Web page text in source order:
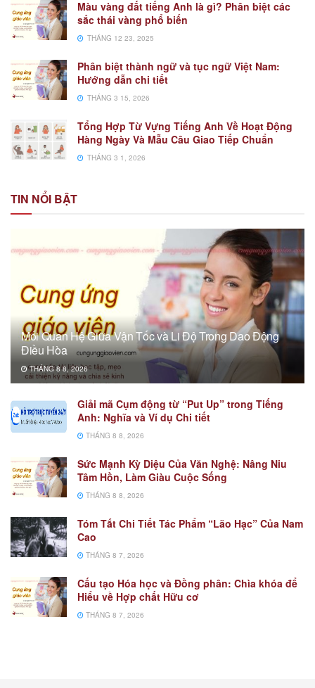
Màu vàng đất tiếng Anh là gì? Phân biệt các
sắc thái vàng phổ biến
THÁNG 12 23, 2025
Phân biệt thành ngữ và tục ngữ Việt Nam:
Hướng dẫn chi tiết
THÁNG 3 15, 2026
Tổng Hợp Từ Vựng Tiếng Anh Về Hoạt Động
Hàng Ngày Và Mẫu Câu Giao Tiếp Chuẩn
THÁNG 3 1, 2026
TIN NỔI BẬT
Mối Quan Hệ Giữa Vận Tốc và Li Độ Trong Dao Động
Điều Hòa
THÁNG 8 8, 2026
Giải mã Cụm động từ “Put Up” trong Tiếng
Anh: Nghĩa và Ví dụ Chi tiết
THÁNG 8 8, 2026
Sức Mạnh Kỳ Diệu Của Văn Nghệ: Nâng Niu
Tâm Hồn, Làm Giàu Cuộc Sống
THÁNG 8 8, 2026
Tóm Tắt Chi Tiết Tác Phẩm “Lão Hạc” Của Nam
Cao
THÁNG 8 7, 2026
Cấu tạo Hóa học và Đồng phân: Chìa khóa để
Hiểu về Hợp chất Hữu cơ
THÁNG 8 7, 2026